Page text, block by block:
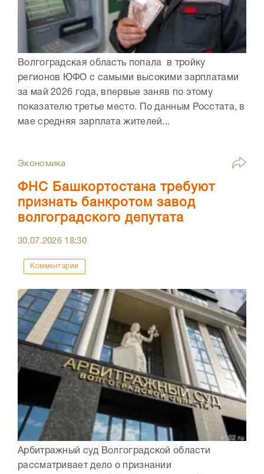
Волгоградская область попала в тройку
регионов ЮФО с самыми высокими зарплатами
за май 2026 года, впервые заняв по этому
показателю третье место. По данным Росстата, в
мае средняя зарплата жителей...
Экономика
ФНС Башкортостана требуют
признать банкротом завод
волгоградского депутата
30.07.2026 18:30
Комментарии
Арбитражный суд Волгоградской области
рассматривает дело о признании